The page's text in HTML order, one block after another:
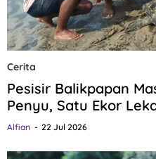
Cerita
Pesisir Balikpapan
Penyu, Satu Ekor
Alfian 22 Jul 2026